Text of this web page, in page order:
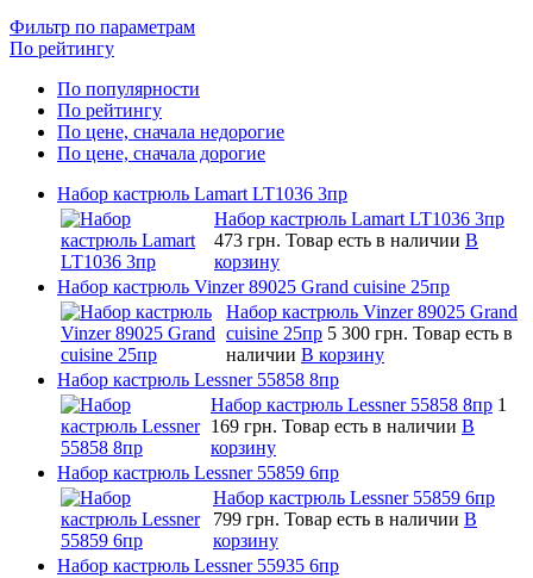
Фильтр по параметрам
По рейтингу
По популярности
По рейтингу
По цене, сначала недорогие
По цене, сначала дорогие
Набор кастрюль Lamart LT1036 3пр
Набор кастрюль Lamart LT1036 3пр
473 грн. Товар есть в наличии В
корзину
Набор кастрюль Vinzer 89025 Grand cuisine 25пр
Набор кастрюль Vinzer 89025 Grand
cuisine 25пр 5 300 грн. Товар есть в
наличии В корзину
Набор кастрюль Lessner 55858 8пр
Набор кастрюль Lessner 55858 8пр 1
169 грн. Товар есть в наличии В
корзину
Набор кастрюль Lessner 55859 6пр
Набор кастрюль Lessner 55859 6пр
799 грн. Товар есть в наличии В
корзину
Набор кастрюль Lessner 55935 6пр